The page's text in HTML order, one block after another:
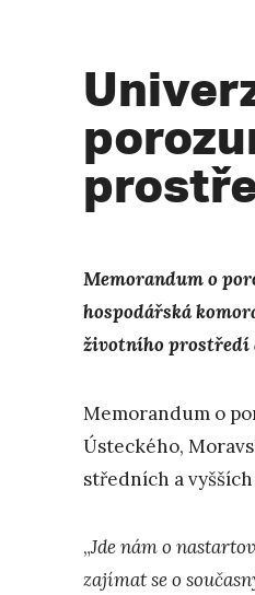
Memorandum o
hospodářská
životního prostředí
Memorandum o
Ústeckého,
středních a
„Jde nám o
zajímat se o